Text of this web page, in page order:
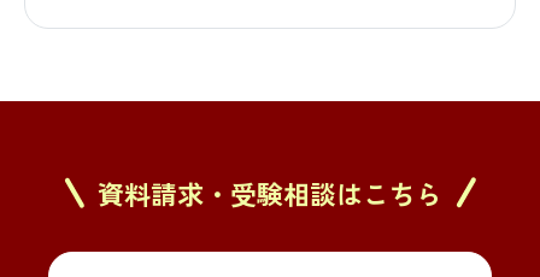
資料請求・受験相談はこちら